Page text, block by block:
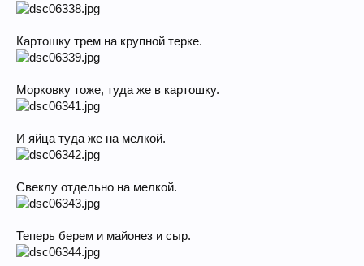
Картошку трем на крупной терке.
Морковку тоже, туда же в картошку.
И яйца туда же на мелкой.
Свеклу отдельно на мелкой.
Теперь берем и майонез и сыр.